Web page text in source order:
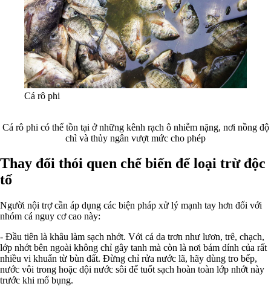
Cá rô phi
Cá rô phi có thể tồn tại ở những kênh rạch ô nhiễm nặng, nơi nồng độ
chì và thủy ngân vượt mức cho phép
Thay đổi thói quen chế biến để loại trừ độc
tố
Người nội trợ cần áp dụng các biện pháp xử lý mạnh tay hơn đối với
nhóm cá nguy cơ cao này:
- Đầu tiên là khâu làm sạch nhớt. Với cá da trơn như lươn, trê, chạch,
lớp nhớt bên ngoài không chỉ gây tanh mà còn là nơi bám dính của rất
nhiều vi khuẩn từ bùn đất. Đừng chỉ rửa nước lã, hãy dùng tro bếp,
nước vôi trong hoặc dội nước sôi để tuốt sạch hoàn toàn lớp nhớt này
trước khi mổ bụng.